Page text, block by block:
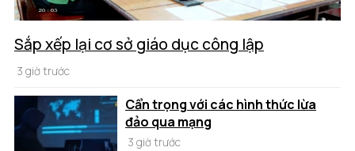
Sắp xếp lại cơ sở giáo dục công lập
3 giờ trước
Cẩn trọng với các hình thức lừa
đảo qua mạng
3 giờ trước